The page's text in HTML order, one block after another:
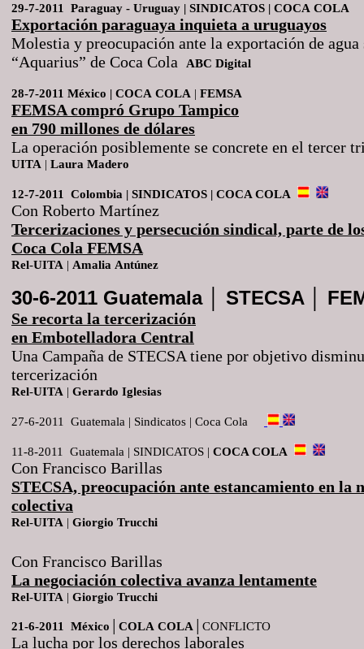
29-7-2011 Paraguay - Uruguay | SINDICATOS | COCA COLA
Exportación paraguaya inquieta a uruguayos
Molestia y preocupación ante la exportación de agua
“Aquarius” de Coca Cola
ABC Digital
28-7-2011 México | COCA COLA | FEMSA
FEMSA compró Grupo Tampico
en 790 millones de dólares
La operación posiblemente se concrete en el tercer
UITA | Laura Madero
12-7-2011 Colombia | SINDICATOS | COCA COLA
Con Roberto Martínez
Tercerizaciones y persecución sindical, parte de
Coca Cola FEMSA
Rel-UITA | Amalia Antúnez
30-6-2011 Guatemala │ STECSA │
Se recorta la tercerización
en Embotelladora Central
Una Campaña de STECSA tiene por objetivo
tercerización
Rel-UITA | Gerardo Iglesias
27-6-2011 Guatemala | Sindicatos | Coca Cola
11-8-2011 Guatemala | SINDICATOS | COCA COLA
Con Francisco Barillas
STECSA, preocupación ante estancamiento en la
colectiva
Rel-UITA | Giorgio Trucchi
Con Francisco Barillas
La negociación colectiva avanza lentamente
Rel-UITA | Giorgio Trucchi
21-6-2011 México│COLA COLA │CONFLICTO
La lucha por los derechos laborales